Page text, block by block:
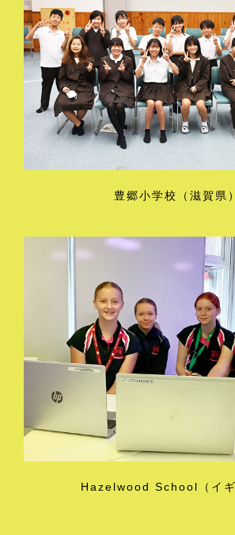
豊郷小学校（滋賀県）
Hazelwood School（イギ